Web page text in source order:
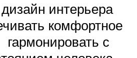
интерьера
комфортное
с